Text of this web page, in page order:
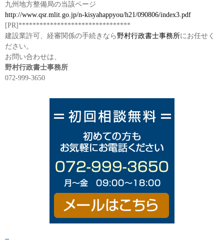
九州地方整備局の当該ページ
http://www.qsr.mlit.go.jp/n-kisyahappyou/h21/090806/index3.pdf
[PR]********************************
建設業許可、経審関係の手続きなら野村行政書士事務所にお任せく
ださい。
お問い合わせは、
野村行政書士事務所
072-999-3650